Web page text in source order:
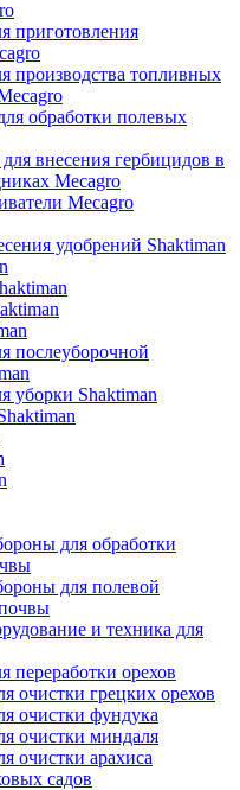
приготовления
производства топливных
обработки полевых
внесения гербицидов в
Mecagro
Mecagro
удобрений Shaktiman
послеуборочной
уборки Shaktiman
для обработки
для полевой
и техника для
переработки орехов
очистки грецких орехов
очистки фундука
очистки миндаля
очистки арахиса
садов